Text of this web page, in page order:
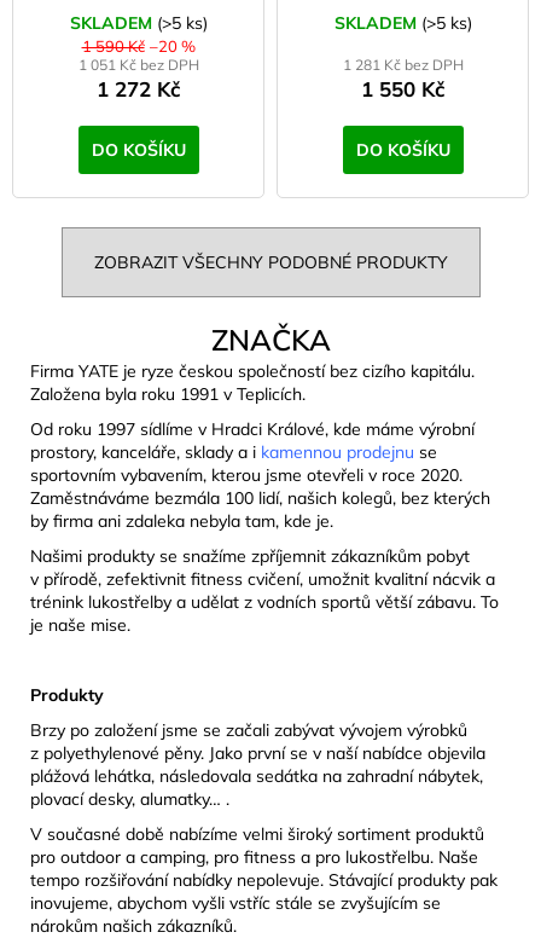
SKLADEM (>5 ks)
1 590 Kč –20 %
1 051 Kč bez DPH
1 272 Kč
DO KOŠÍKU
SKLADEM (>5 ks)
1 281 Kč bez DPH
1 550 Kč
DO KOŠÍKU
ZOBRAZIT VŠECHNY PODOBNÉ PRODUKTY
ZNAČKA
Firma YATE je ryze českou společností bez cizího kapitálu.
Založena byla roku 1991 v Teplicích.
Od roku 1997 sídlíme v Hradci Králové, kde máme výrobní
prostory, kanceláře, sklady a i kamennou prodejnu se
sportovním vybavením, kterou jsme otevřeli v roce 2020.
Zaměstnáváme bezmála 100 lidí, našich kolegů, bez kterých
by firma ani zdaleka nebyla tam, kde je.
Našimi produkty se snažíme zpříjemnit zákazníkům pobyt
v přírodě, zefektivnit fitness cvičení, umožnit kvalitní nácvik a
trénink lukostřelby a udělat z vodních sportů větší zábavu. To
je naše mise.
Produkty
Brzy po založení jsme se začali zabývat vývojem výrobků
z polyethylenové pěny. Jako první se v naší nabídce objevila
plážová lehátka, následovala sedátka na zahradní nábytek,
plovací desky, alumatky… .
V současné době nabízíme velmi široký sortiment produktů
pro outdoor a camping, pro fitness a pro lukostřelbu. Naše
tempo rozšiřování nabídky nepolevuje. Stávající produkty pak
inovujeme, abychom vyšli vstříc stále se zvyšujícím se
nárokům našich zákazníků.